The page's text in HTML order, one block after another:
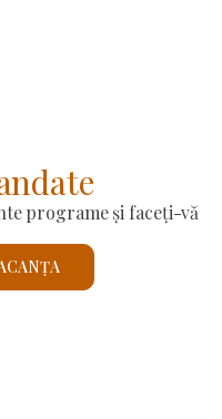
programe și faceți-vă